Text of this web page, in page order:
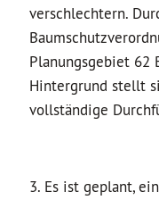
verschlechtern.
Planungsgebiet 62
Hintergrund stellt
vollständige
3. Es ist geplant,